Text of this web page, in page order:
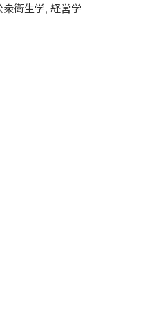
衛生学, 経営学